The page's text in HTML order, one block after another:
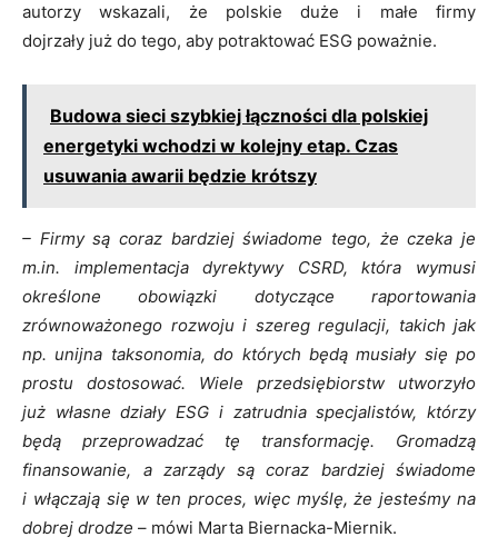
autorzy wskazali, że polskie duże i małe firmy
dojrzały już do tego, aby potraktować ESG poważnie.
Budowa sieci szybkiej łączności dla polskiej
energetyki wchodzi w kolejny etap. Czas
usuwania awarii będzie krótszy
– Firmy są coraz bardziej świadome tego, że czeka je
m.in. implementacja dyrektywy CSRD, która wymusi
określone obowiązki dotyczące raportowania
zrównoważonego rozwoju i szereg regulacji, takich jak
np. unijna taksonomia, do których będą musiały się po
prostu dostosować. Wiele przedsiębiorstw utworzyło
już własne działy ESG i zatrudnia specjalistów, którzy
będą przeprowadzać tę transformację. Gromadzą
finansowanie, a zarządy są coraz bardziej świadome
i włączają się w ten proces, więc myślę, że jesteśmy na
dobrej drodze – mówi Marta Biernacka-Miernik.